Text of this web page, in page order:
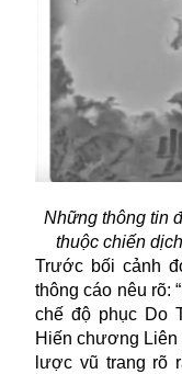
Những thông tin
thuộc chiến
Trước bối cảnh
thông cáo nêu rõ:
chế độ phục Do
Hiến chương Liên
lược vũ trang rõ